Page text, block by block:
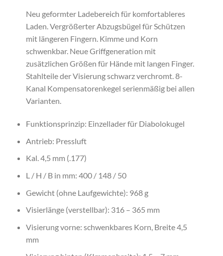
Neu geformter Ladebereich für komfortableres
Laden. Vergrößerter Abzugsbügel für Schützen
mit längeren Fingern. Kimme und Korn
schwenkbar. Neue Griffgeneration mit
zusätzlichen Größen für Hände mit langen Finger.
Stahlteile der Visierung schwarz verchromt. 8-
Kanal Kompensatorenkegel serienmäßig bei allen
Varianten.
Funktionsprinzip: Einzellader für Diabolokugel
Antrieb: Pressluft
Kal. 4,5 mm (.177)
L / H / B in mm: 400 / 148 / 50
Gewicht (ohne Laufgewichte): 968 g
Visierlänge (verstellbar): 316 – 365 mm
Visierung vorne: schwenkbares Korn, Breite 4,5
mm